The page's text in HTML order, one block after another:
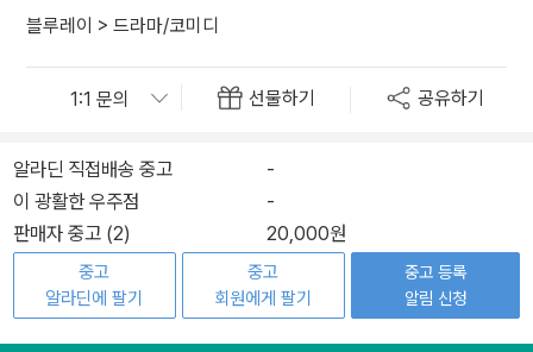
블루레이 > 드라마/코미디
선물하기 공유하기
알라딘 직접배송 중고
-
이 광활한 우주점
-
판매자 중고 (2)
20,000원
중고
알라딘에 팔기
중고
회원에게 팔기
중고 등록
알림 신청